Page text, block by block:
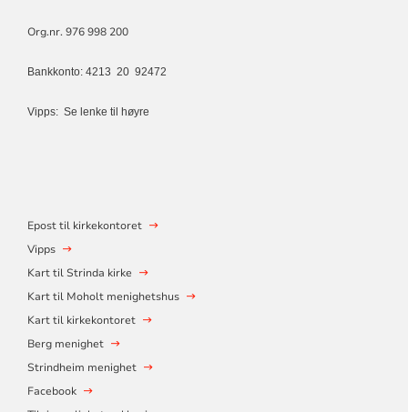
Org.nr. 976 998 200
Bankkonto: 4213 20 92472
Vipps: Se lenke til høyre
Epost til kirkekontoret
Vipps
Kart til Strinda kirke
Kart til Moholt menighetshus
Kart til kirkekontoret
Berg menighet
Strindheim menighet
Facebook